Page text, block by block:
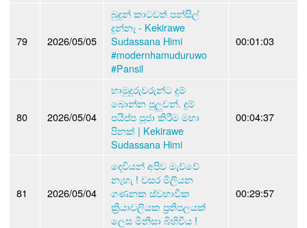
79 2026/05/05
බුදුන් කාටවත් පන්සිල්
දුන්නෑ - Kekirawe
Sudassana Himi
#modernhamuduruwo
#Pansil
00:01:03
80 2026/05/04
හාමුදුරුවරුන්ට දුම්
බොන්න පුලුවන්. දුම්
පයිප්ප පූජා කිරීම මහා
පිනක් | Kekirawe
Sudassana Himi
00:04:37
81 2026/05/04
දෙවියන් අපිව මැව්වේ
නැහැ ! වසර මිලියන
ගණනක ස්වභාවික
ක්‍රියාවලියක ප්‍රතිපලයක්
ලෙස මිනිසා බිහිවිය !
00:29:57